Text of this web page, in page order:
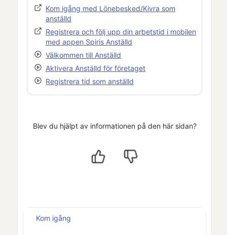
Kom igång med Lönebesked/Kivra som
anställd
Registrera och följ upp din arbetstid i mobilen
med appen Spiris Anställd
Välkommen till Anställd
Aktivera Anställd för företaget
Registrera tid som anställd
Blev du hjälpt av informationen på den här sidan?
Kom igång